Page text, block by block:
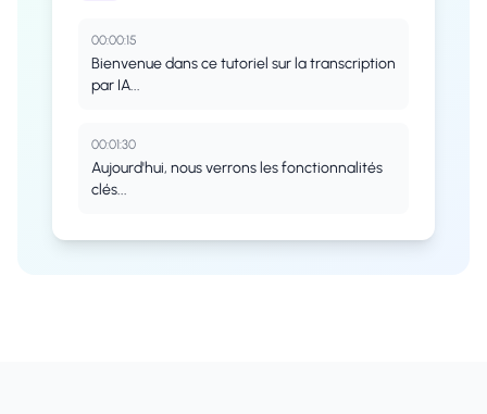
00:00:15
Bienvenue dans ce tutoriel sur la transcription
par IA...
00:01:30
Aujourd'hui, nous verrons les fonctionnalités
clés...